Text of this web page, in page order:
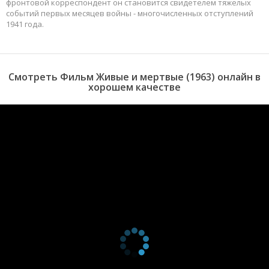
фронтовой корреспондент он становится свидетелем тяжелых
событий первых месяцев войны - многочисленных отступлений
1941 года.
Смотреть Фильм Живые и мертвые (1963) онлайн в
хорошем качестве